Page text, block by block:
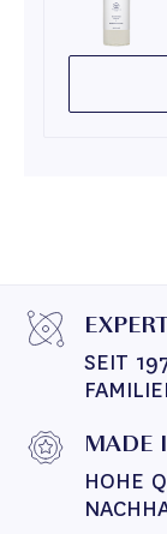
SEIT
MADE
HOHE